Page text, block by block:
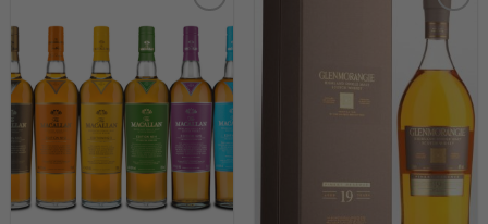
ADD TO
WISHLIST
ADD TO
WISHLIST